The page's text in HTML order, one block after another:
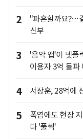
2
"파혼할까요?…
신부
3
'음악 앱'이 넷플
이용자 3억 돌파
4 서장훈, 28억에
5
폭염에도 현장
다 '풀썩'